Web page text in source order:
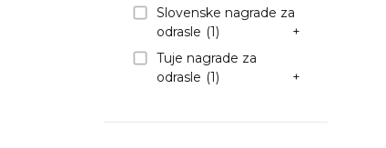
Slovenske nagrade za
odrasle (1)
+
Tuje nagrade za
odrasle (1) +